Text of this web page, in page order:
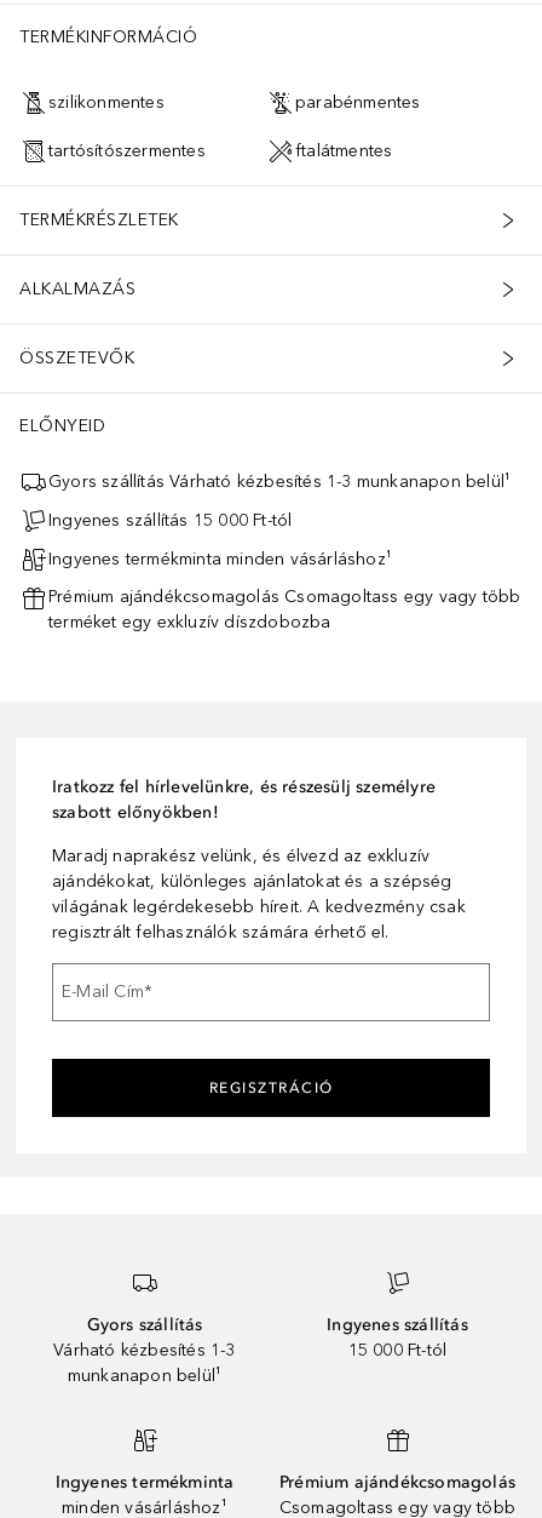
TERMÉKINFORMÁCIÓ
szilikonmentes parabénmentes
tartósítószermentes ftalátmentes
TERMÉKRÉSZLETEK
ALKALMAZÁS
ÖSSZETEVŐK
ELŐNYEID
Gyors szállítás Várható kézbesítés 1-3 munkanapon belül¹
Ingyenes szállítás 15 000 Ft-tól
Ingyenes termékminta minden vásárláshoz¹
Prémium ajándékcsomagolás Csomagoltass egy vagy több
terméket egy exkluzív díszdobozba
Iratkozz fel hírlevelünkre, és részesülj személyre
szabott előnyökben!
Maradj naprakész velünk, és élvezd az exkluzív
ajándékokat, különleges ajánlatokat és a szépség
világának legérdekesebb híreit. A kedvezmény csak
regisztrált felhasználók számára érhető el.
E-Mail Cím*
REGISZTRÁCIÓ
Gyors szállítás
Várható kézbesítés 1-3
munkanapon belül¹
Ingyenes szállítás
15 000 Ft-tól
Ingyenes termékminta
minden vásárláshoz¹
Prémium ajándékcsomagolás
Csomagoltass egy vagy több